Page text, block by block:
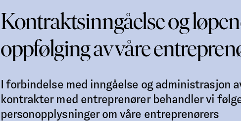
Kontraktsinngåelse og
oppfølging av våre
I forbindelse med inngåelse og administrasjon
kontrakter med entreprenører behandler vi
personopplysninger om våre entreprenørers